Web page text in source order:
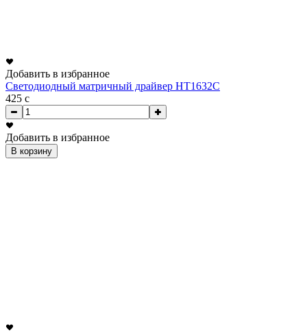
Добавить в избранное
Светодиодный матричный драйвер HT1632C
425 c
Добавить в избранное
В корзину